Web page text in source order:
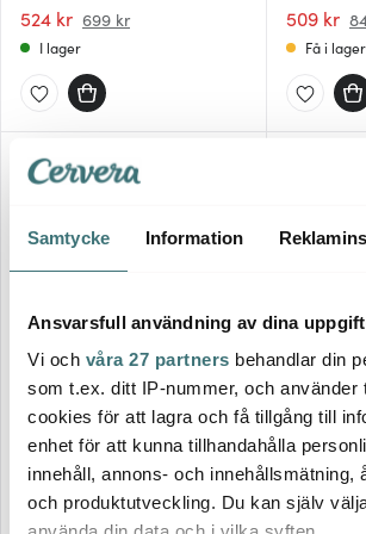
Samtycke Information
Ansvarsfull användning av dina
Vi och våra 27 partners behandlar din
som t.ex. ditt IP-nummer, och använder
cookies för att lagra och få tillgång till
enhet för att kunna tillhandahålla
innehåll, annons- och innehållsmätning,
och produktutveckling. Du kan själv
524 kr 699 kr
I lager
509 kr
Få i lager
Orrefors
Orrefors x Björn Frantzén
coupeglas 21 cl 2-pack
524 kr 699 kr
Endast hos oss
Riedel
Drink
2-pack
349 kr
I lager